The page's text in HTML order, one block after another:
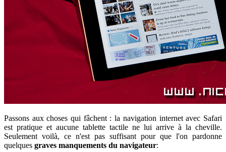
Passons aux choses qui fâchent : la navigation internet avec Safari
est pratique et aucune tablette tactile ne lui arrive à la cheville.
Seulement voilà, ce n'est pas suffisant pour que l'on pardonne
quelques graves manquements du navigateur: